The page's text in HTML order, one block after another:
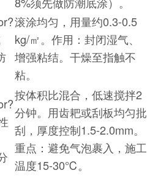
滚涂均匀，用量约0.3-0.5
kg/㎡。作用：封闭湿气、
增强粘结。干燥至指触不
粘。
按体积比混合，低速搅拌2
分钟。用齿耙或刮板均匀批
刮，厚度控制1.5-2.0mm。
重点：避免气泡裹入，施工
温度15-30℃。